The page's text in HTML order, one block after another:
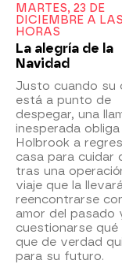
MARTES, 23 DE
DICIEMBRE A
HORAS
La alegría de la
Navidad
Justo cuando su
está a punto de
despegar, una
inesperada
Holbrook a
casa para cuidar
tras una
viaje que la
reencontrarse
amor del pasado
cuestionarse qué
que de verdad
para su futuro.